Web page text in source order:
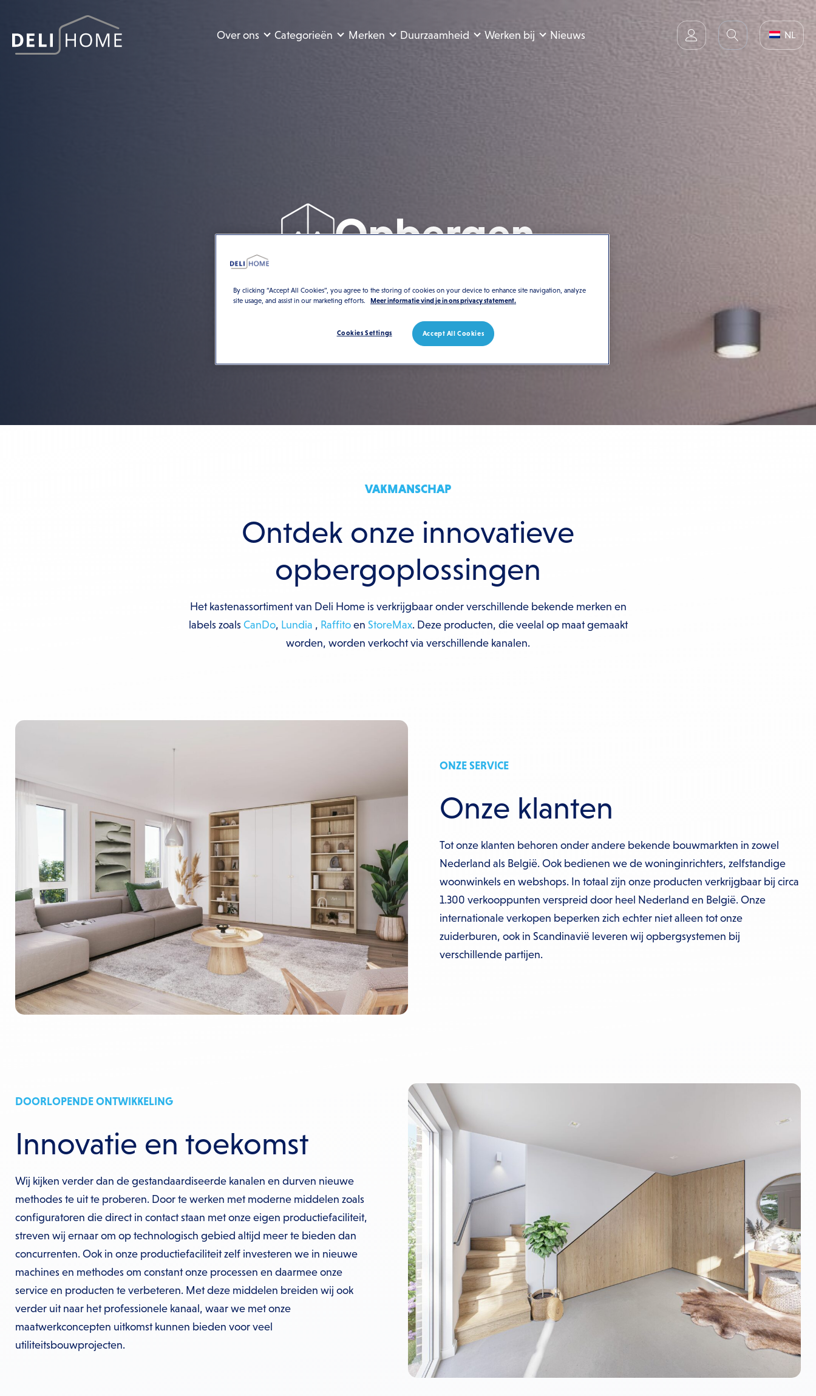
Over ons Categorieën Merken Duurzaamheid Werken bij Nieuws NL
Opbergen
VAKMANSCHAP
Ontdek onze innovatieve
opbergoplossingen
Het kastenassortiment van Deli Home is verkrijgbaar onder verschillende bekende merken en
labels zoals CanDo, Lundia , Raffito en StoreMax. Deze producten, die veelal op maat gemaakt
worden, worden verkocht via verschillende kanalen.
ONZE SERVICE
Onze klanten
Tot onze klanten behoren onder andere bekende bouwmarkten in zowel
Nederland als België. Ook bedienen we de woninginrichters, zelfstandige
woonwinkels en webshops. In totaal zijn onze producten verkrijgbaar bij circa
1.300 verkooppunten verspreid door heel Nederland en België. Onze
internationale verkopen beperken zich echter niet alleen tot onze
zuiderburen, ook in Scandinavië leveren wij opbergsystemen bij
verschillende partijen.
DOORLOPENDE ONTWIKKELING
Innovatie en toekomst
Wij kijken verder dan de gestandaardiseerde kanalen en durven nieuwe
methodes te uit te proberen. Door te werken met moderne middelen zoals
configuratoren die direct in contact staan met onze eigen productiefaciliteit,
streven wij ernaar om op technologisch gebied altijd meer te bieden dan
concurrenten. Ook in onze productiefaciliteit zelf investeren we in nieuwe
machines en methodes om constant onze processen en daarmee onze
service en producten te verbeteren. Met deze middelen breiden wij ook
verder uit naar het professionele kanaal, waar we met onze
maatwerkconcepten uitkomst kunnen bieden voor veel
utiliteitsbouwprojecten.
By clicking “Accept All Cookies”, you agree to the storing of cookies on your device to enhance site navigation, analyze
site usage, and assist in our marketing efforts.
Meer informatie vind je in ons privacy statement.
Accept All Cookies
Cookies Settings